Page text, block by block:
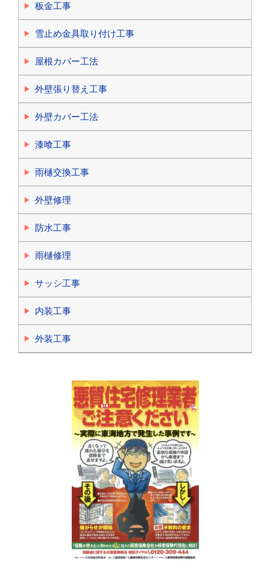
板金工事
雪止め金具取り付け工事
屋根カバー工法
外壁張り替え工事
外壁カバー工法
漆喰工事
雨樋交換工事
外壁修理
防水工事
雨樋修理
サッシ工事
内装工事
外装工事